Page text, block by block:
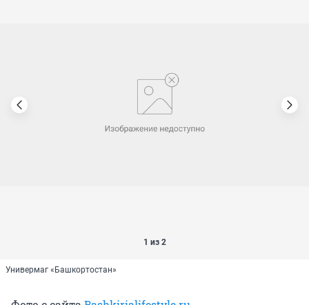
1 из 2
Универмаг «Башкортостан»